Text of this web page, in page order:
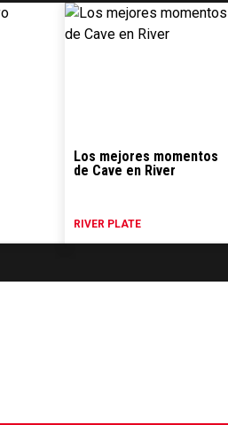
Los mejores momentos
de Cave en River
RIVER PLATE